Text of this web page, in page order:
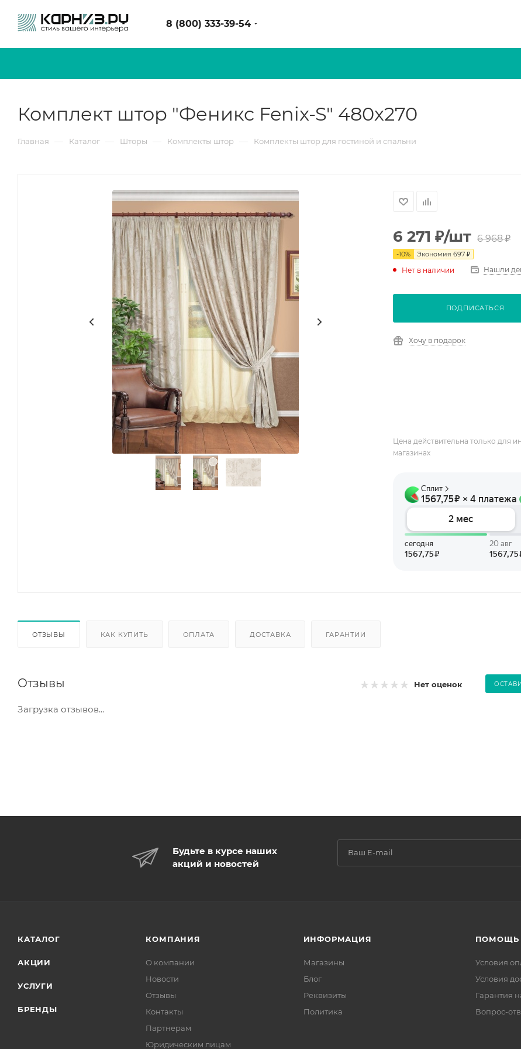
8 (800) 333-39-54
Комплект штор "Феникс Fenix-S" 480х270
Главная — Каталог — Шторы — Комплекты штор — Комплекты штор для гостиной и спальни
6 271 ₽/шт 6 968₽
-10% Экономия 697 ₽
Нет в наличии Нашли
ПОДПИСАТЬСЯ
Хочу в подарок
Цена действительна только для
магазинах
ОТЗЫВЫ КАК КУПИТЬ ОПЛАТА ДОСТАВКА ГАРАНТИИ
Отзывы Нет оценок
Загрузка отзывов...
Будьте в курсе наших
акций и новостей
КАТАЛОГ
АКЦИИ
УСЛУГИ
БРЕНДЫ
КОМПАНИЯ
О компании
Новости
Отзывы
Контакты
Партнерам
Юридическим лицам
ИНФОРМАЦИЯ
Магазины
Блог
Реквизиты
Политика
ПОМОЩЬ
Условия
Условия
Гарантия
Вопрос-